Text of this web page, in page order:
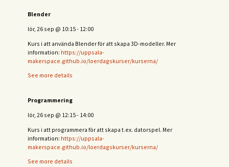
Blender
lör, 26 sep @ 10:15- 12:00
Kurs i att använda Blender för att skapa 3D-modeller. Mer
information: https://uppsala-
makerspace.github.io/loerdagskurser/kurserna/
See more details
Programmering
lör, 26 sep @ 12:15- 14:00
Kurs i att programmera för att skapa t.ex. datorspel. Mer
information: https://uppsala-
makerspace.github.io/loerdagskurser/kurserna/
See more details